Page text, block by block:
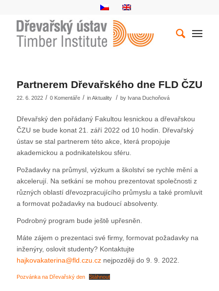
Partnerem Dřevařského dne FLD ČZU
22. 6. 2022 / 0 Komentáře / inAktuality / by Ivana Duchoňová
Dřevařský den pořádaný Fakultou lesnickou a dřevařskou
ČZU se bude konat 21. září 2022 od 10 hodin. Dřevařský
ústav se stal partnerem této akce, která propojuje
akademickou a podnikatelskou sféru.
Požadavky na průmysl, výzkum a školství se rychle mění a
akcelerují. Na setkání se mohou prezentovat společnosti z
různých oblastí dřevozpracujícího průmyslu a také promluvit
a formovat požadavky na budoucí absolventy.
Podrobný program bude ještě upřesněn.
Máte zájem o prezentaci své firmy, formovat požadavky na
inženýry, oslovit studenty? Kontaktujte
hajkovakaterina@fld.czu.cznejpozději do 9. 9. 2022.
Pozvánka na Dřevařský den Stáhnout